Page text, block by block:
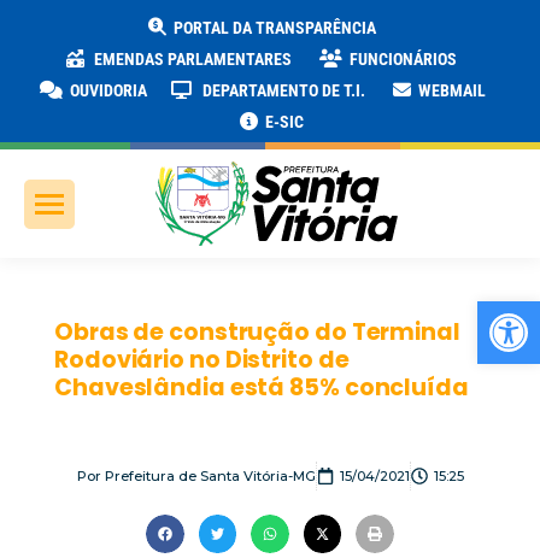
PORTAL DA TRANSPARÊNCIA
EMENDAS PARLAMENTARES
FUNCIONÁRIOS
OUVIDORIA
DEPARTAMENTO DE T.I.
WEBMAIL
E-SIC
Obras de construção do Terminal
Rodoviário no Distrito de
Chaveslândia está 85% concluída
PorPrefeitura de Santa Vitória-MG 15/04/2021 15:25